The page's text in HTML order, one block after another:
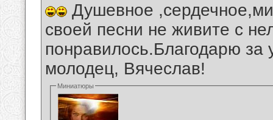
Душевное
своей песни не живите с
понравилось.Благодарю за
молодец, Вячеслав!
Миниатюры